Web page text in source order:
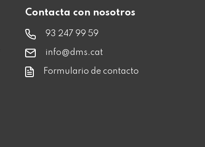
Contacta con nosotros
93 247 99 59
info@dms.cat
Formulario de contacto